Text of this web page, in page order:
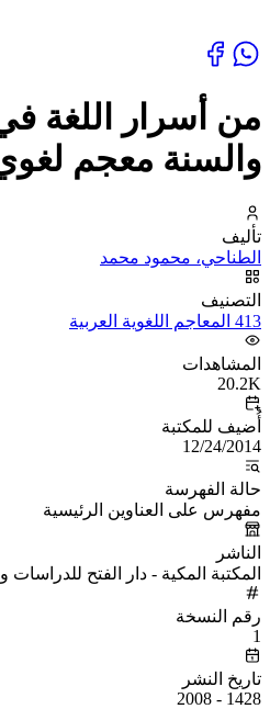
من أسرار اللغة
والسنة معجم
تأليف
الطناحي، محمود محمد
التصنيف
413 المعاجم اللغوية العربية
المشاهدات
20.2K
أُضيف للمكتبة
12/24/2014
حالة الفهرسة
مفهرس على العناوين الرئيسية
الناشر
المكتبة المكية - دار الفتح للدراسات
رقم النسخة
1
تاريخ النشر
1428 - 2008